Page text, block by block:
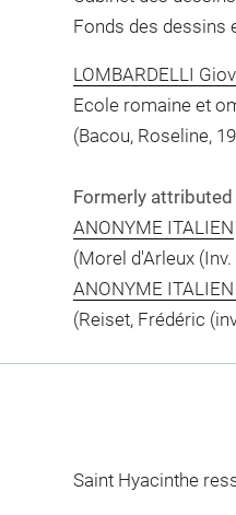
Fonds des dessins
LOMBARDELLI
Ecole romaine et
(Bacou, Roseline,
Formerly attributed
ANONYME ITALIEN
(Morel d'Arleux
ANONYME
(Reiset, Frédéric
Saint Hyacinthe